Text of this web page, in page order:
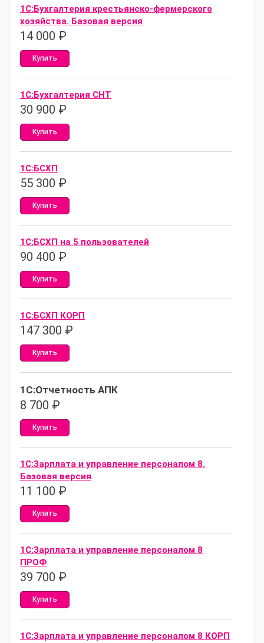
1С:Бухгалтерия крестьянско-фермерского
хозяйства. Базовая версия
14 000 ₽
Купить
1С:Бухгалтерия СНТ
30 900 ₽
Купить
1С:БСХП
55 300 ₽
Купить
1С:БСХП на 5 пользователей
90 400 ₽
Купить
1С:БСХП КОРП
147 300 ₽
Купить
1С:Отчетность АПК
8 700 ₽
Купить
1С:Зарплата и управление персоналом 8.
Базовая версия
11 100 ₽
Купить
1С:Зарплата и управление персоналом 8
ПРОФ
39 700 ₽
Купить
1С:Зарплата и управление персоналом 8 КОРП